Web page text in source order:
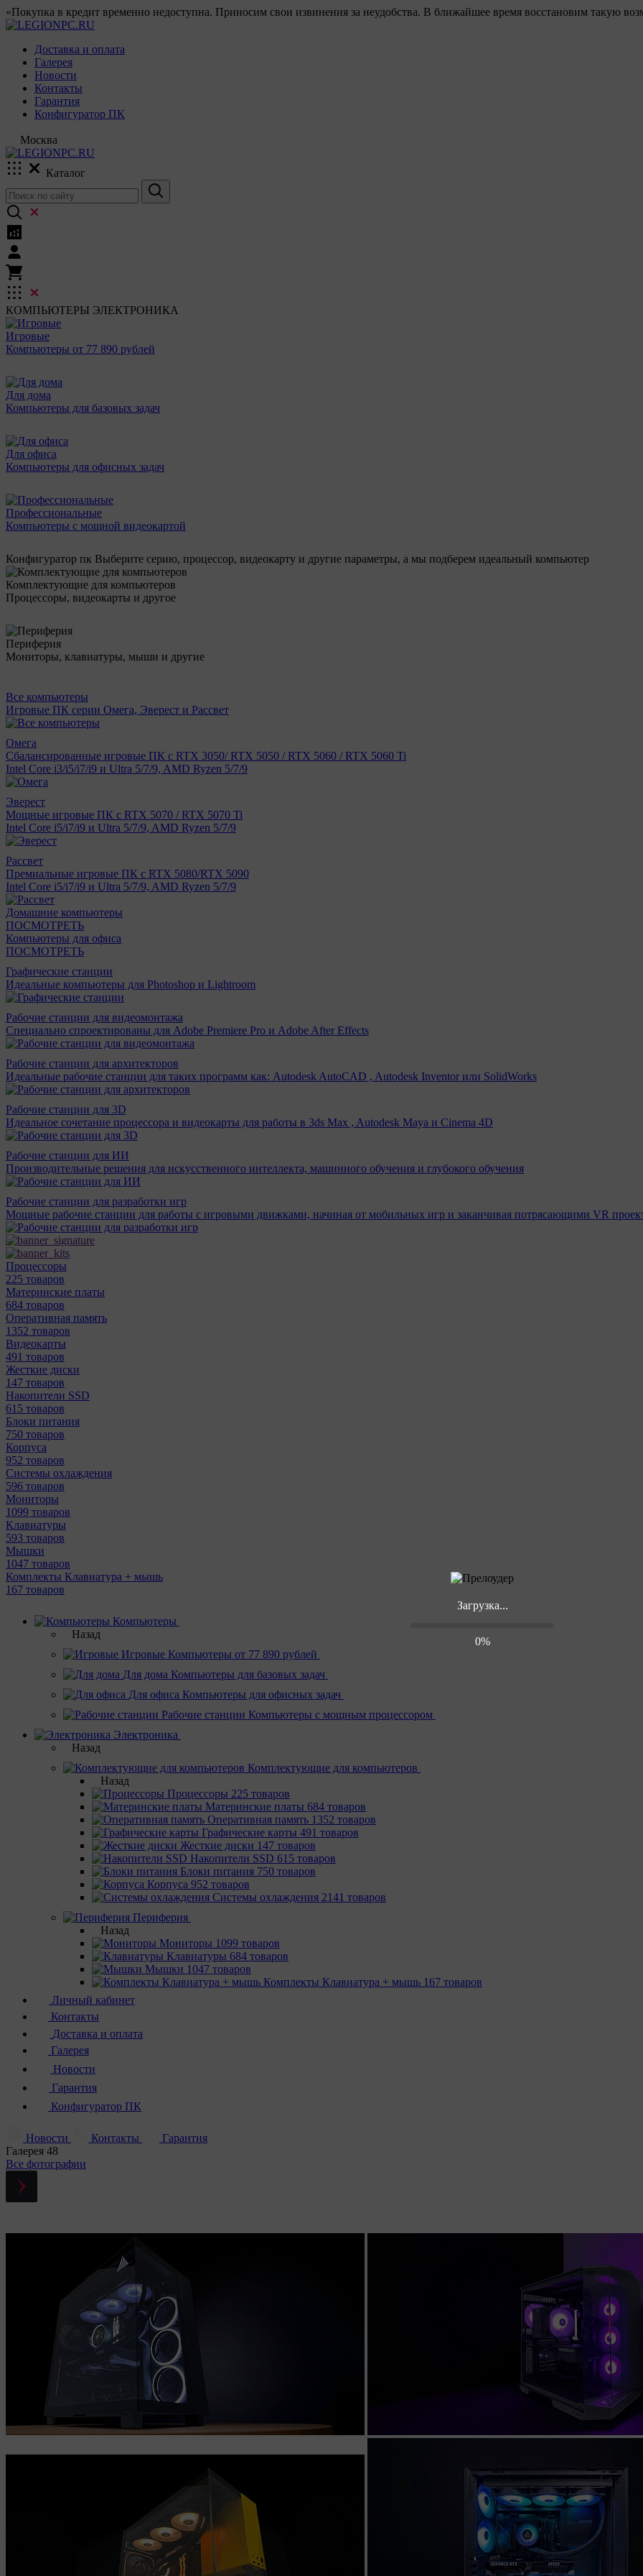
Загрузка...
0%
«Покупка в кредит временно недоступна. Приносим свои извинения за неудобства. В ближайшее время восстановим такую
Доставка и оплата
Галерея
Новости
Контакты
Гарантия
Конфигуратор ПК
Москва
Каталог
КОМПЬЮТЕРЫ ЭЛЕКТРОНИКА
Игровые
Компьютеры от 77 890 рублей
Для дома
Компьютеры для базовых задач
Для офиса
Компьютеры для офисных задач
Профессиональные
Компьютеры с мощной видеокартой
Конфигуратор пк Выберите серию, процессор, видеокарту и другие параметры, а мы подберем идеальный компьютер
Комплектующие для компьютеров
Процессоры, видеокарты и другое
Периферия
Мониторы, клавиатуры, мыши и другие
Все компьютеры
Игровые ПК серии Омега, Эверест и Рассвет
Омега
Сбалансированные игровые ПК с RTX 3050/ RTX 5050 / RTX 5060 / RTX 5060 Ti
Intel Core i3/i5/i7/i9 и Ultra 5/7/9, AMD Ryzen 5/7/9
Эверест
Мощные игровые ПК с RTX 5070 / RTX 5070 Ti
Intel Core i5/i7/i9 и Ultra 5/7/9, AMD Ryzen 5/7/9
Рассвет
Премиальные игровые ПК с RTX 5080/RTX 5090
Intel Core i5/i7/i9 и Ultra 5/7/9, AMD Ryzen 5/7/9
Домашние компьютеры
ПОСМОТРЕТЬ
Компьютеры для офиса
ПОСМОТРЕТЬ
Графические станции
Идеальные компьютеры для Photoshop и Lightroom
Рабочие станции для видеомонтажа
Специально спроектированы для Adobe Premiere Pro и Adobe After Effects
Рабочие станции для архитекторов
Идеальные рабочие станции для таких программ как: Autodesk AutoCAD , Autodesk Inventor или SolidWorks
Рабочие станции для 3D
Идеальное сочетание процессора и видеокарты для работы в 3ds Max , Autodesk Maya и Cinema 4D
Рабочие станции для ИИ
Производительные решения для искусственного интеллекта, машинного обучения и глубокого обучения
Рабочие станции для разработки игр
Мощные рабочие станции для работы с игровыми движками, начиная от мобильных игр и заканчивая потрясающими VR
Процессоры
225 товаров
Материнcкие платы
684 товаров
Оперативная память
1352 товаров
Видеокарты
491 товаров
Жесткие диски
147 товаров
Накопители SSD
615 товаров
Блоки питания
750 товаров
Корпуса
952 товаров
Системы охлаждения
596 товаров
Мониторы
1099 товаров
Клавиатуры
593 товаров
Мышки
1047 товаров
Комплекты Клавиатура + мышь
167 товаров
Компьютеры
Назад
Игровые Компьютеры от 77 890 рублей
Для дома Компьютеры для базовых задач
Для офиса Компьютеры для офисных задач
Рабочие станции Компьютеры с мощным процессором
Электроника
Назад
Комплектующие для компьютеров
Назад
Процессоры 225 товаров
Материнcкие платы 684 товаров
Оперативная память 1352 товаров
Графические карты 491 товаров
Жесткие диски 147 товаров
Накопители SSD 615 товаров
Блоки питания 750 товаров
Корпуса 952 товаров
Системы охлаждения 2141 товаров
Периферия
Назад
Мониторы 1099 товаров
Клавиатуры 684 товаров
Мышки 1047 товаров
Комплекты Клавиатура + мышь 167 товаров
Личный кабинет
Контакты
Доставка и оплата
Галерея
Новости
Гарантия
Конфигуратор ПК
Новости Контакты
Гарантия
Галерея 48
Все фотографии